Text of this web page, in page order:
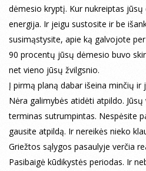
dėmesio kryptį. Kur nukreiptas
energija. Ir jeigu sustosite ir be
susimąstysite, apie ką galvojote
90 procentų jūsų dėmesio buvo
net vieno jūsų žvilgsnio.
Į pirmą planą dabar išeina minčių ir
Nėra galimybės atidėti atpildo.
terminas sutrumpintas. Nespėsite
gausite atpildą. Ir nereikės nieko
Griežtos sąlygos pasaulyje verčia
Pasibaigė kūdikystės periodas. Ir